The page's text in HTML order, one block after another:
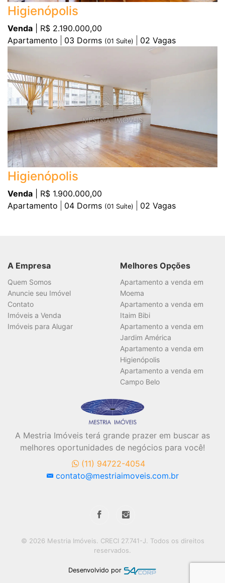
Higienópolis
Venda | R$ 2.190.000,00
Apartamento
03 Dorms (01 Suíte) 02 Vagas
Higienópolis
Venda | R$ 1.900.000,00
Apartamento
04 Dorms (01 Suíte) 02 Vagas
A Empresa
Quem Somos
Anuncie seu Imóvel
Contato
Imóveis a Venda
Imóveis para Alugar
Melhores Opções
Apartamento a venda em
Moema
Apartamento a venda em
Itaim Bibi
Apartamento a venda em
Jardim América
Apartamento a venda em
Higienópolis
Apartamento a venda em
Campo Belo
A Mestria Imóveis terá grande prazer em buscar as
melhores oportunidades de negócios para você!
(11) 94722-4054
contato@mestriaimoveis.com.br
© 2026 Mestria Imóveis. CRECI 27.741-J. Todos os direitos
reservados.
Desenvolvido por